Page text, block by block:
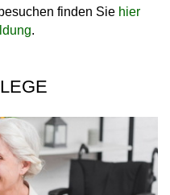
finden Sie hier
.